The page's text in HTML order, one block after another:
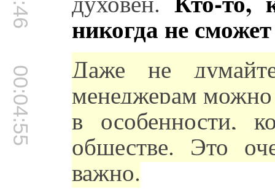
никогда не
00:04:55 Даже не
менеджерам
в особенности,
обществе. Это
важно.